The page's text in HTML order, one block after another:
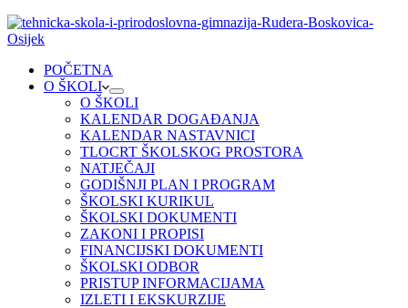
POČETNA
O ŠKOLI
O ŠKOLI
KALENDAR DOGAĐANJA
KALENDAR NASTAVNICI
TLOCRT ŠKOLSKOG PROSTORA
NATJEČAJI
GODIŠNJI PLAN I PROGRAM
ŠKOLSKI KURIKUL
ŠKOLSKI DOKUMENTI
ZAKONI I PROPISI
FINANCIJSKI DOKUMENTI
ŠKOLSKI ODBOR
PRISTUP INFORMACIJAMA
IZLETI I EKSKURZIJE